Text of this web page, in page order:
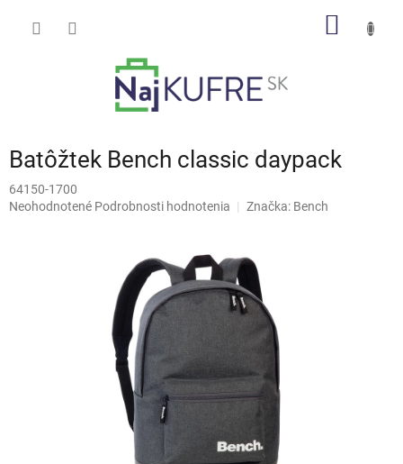
Batôžtek Bench classic daypack
64150-1700
Priemerné
Neohodnotené Podrobnosti hodnotenia Značka: Bench